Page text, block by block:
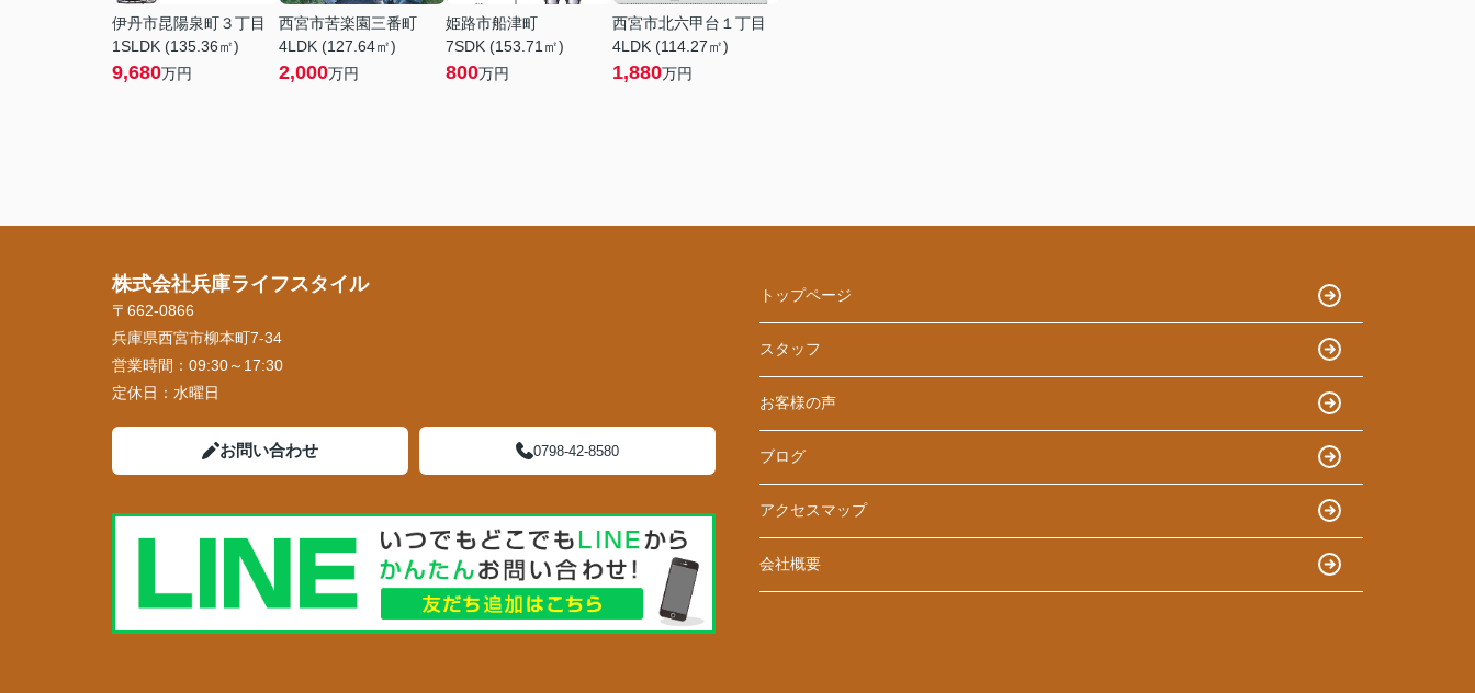
伊丹市昆陽泉町３丁目
1SLDK (135.36㎡)
9,680万円
西宮市苦楽園三番町
4LDK (127.64㎡)
2,000万円
姫路市船津町
7SDK (153.71㎡)
800万円
西宮市北六甲台１丁目
4LDK (114.27㎡)
1,880万円
株式会社兵庫ライフスタイル
〒662-0866
兵庫県西宮市柳本町7-34
営業時間： 09:30～17:30
定休日： 水曜日
お問い合わせ 0798-42-8580
トップページ
スタッフ
お客様の声
ブログ
アクセスマップ
会社概要